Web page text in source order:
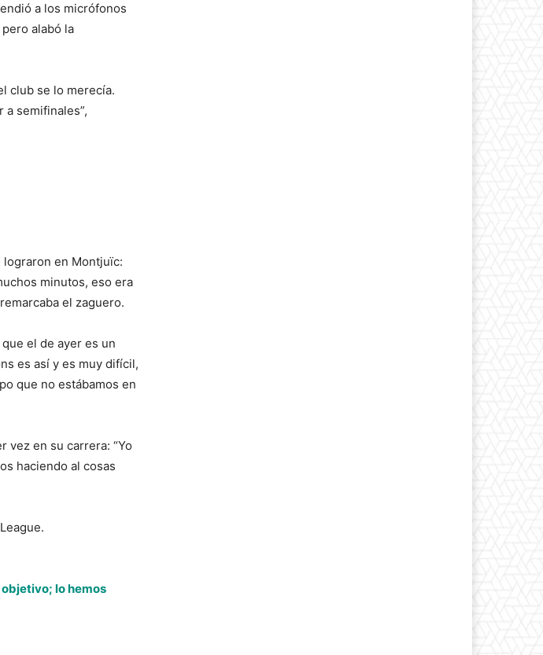
a los micrófonos
alabó la
club se lo merecía.
semifinales”,
lograron en Montjuïc:
minutos, eso era
el zaguero.
el de ayer es un
es así y es muy difícil,
que no estábamos en
vez en su carrera: “Yo
haciendo al cosas
lo hemos